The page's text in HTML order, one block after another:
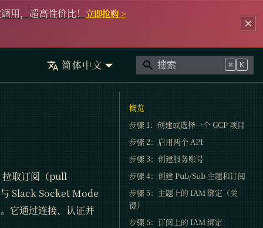
用，超高性价比！ 立即抢购 >
简体中文 ⌘ K
取订阅（pull
Slack Socket Mode
它通过连接、认证并
概览
步骤 1：创建或选择一个 GCP 项目
步骤 2：启用两个 API
步骤 3：创建服务账号
步骤 4：创建 Pub/Sub 主题和订阅
步骤 5：主题上的 IAM 绑定（关
键）
步骤 6：订阅上的 IAM 绑定